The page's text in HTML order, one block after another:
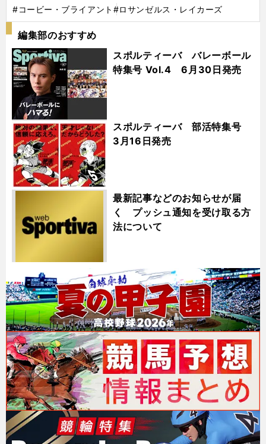
#コービー・ブライアント #ロサンゼルス・レイカーズ
編集部のおすすめ
スポルティーバ バレーボール
特集号 Vol.4 6月30日発売
スポルティーバ 部活特集号
3月16日発売
最新記事などのお知らせが届
く プッシュ通知を受け取る方
法について